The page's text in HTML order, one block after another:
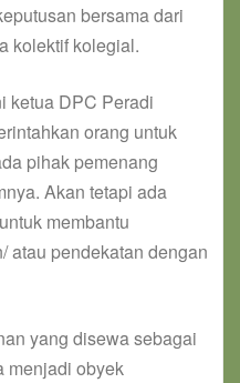
bersama dari
kolektif kolegial.
ketua DPC Peradi
orang untuk
pihak pemenang
Akan tetapi ada
membantu
atau pendekatan dengan
yang disewa sebagai
menjadi obyek